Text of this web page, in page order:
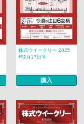
株式ウイークリー 2025
年2月17日号
購入